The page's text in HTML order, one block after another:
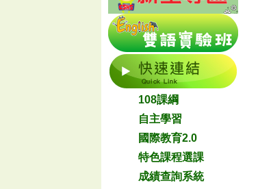
108課綱
自主學習
國際教育2.0
特色課程選課
成績查詢系統